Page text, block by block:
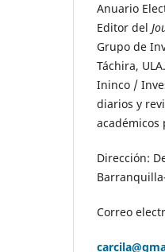
Anuario
Editor del
Grupo de
Táchira,
Ininco /
diarios y
académicos
Dirección:
Correo